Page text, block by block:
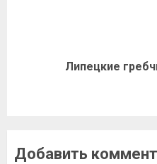
Липецкие
Добавить